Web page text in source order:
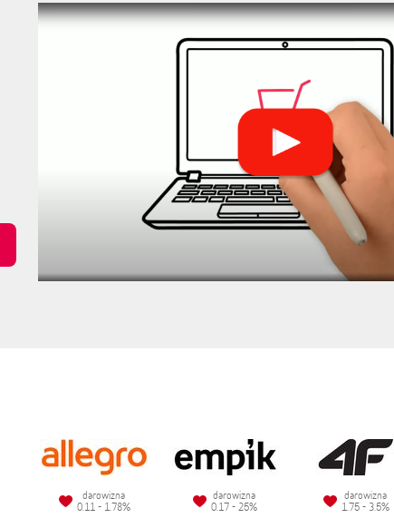
darowizna
0.11 - 1.78%
darowizna
0.17 - 25%
darowizna
1.75 - 3.5%